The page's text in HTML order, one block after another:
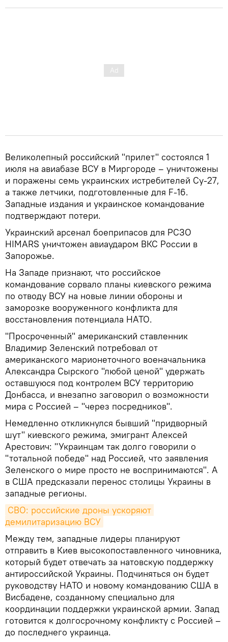
Великолепный российский "прилет" состоялся 1
июля на авиабазе ВСУ в Миргороде – уничтожены
и поражены семь украинских истребителей Су-27,
а также летчики, подготовленные для F-16.
Западные издания и украинское командование
подтверждают потери.
Украинский арсенал боеприпасов для РСЗО
HIMARS уничтожен авиаударом ВКС России в
Запорожье.
На Западе признают, что российское
командование сорвало планы киевского режима
по отводу ВСУ на новые линии обороны и
заморозке вооруженного конфликта для
восстановления потенциала НАТО.
"Просроченный" американский ставленник
Владимир Зеленский потребовал от
американского марионеточного военачальника
Александра Сырского "любой ценой" удержать
оставшуюся под контролем ВСУ территорию
Донбасса, и внезапно заговорил о возможности
мира с Россией – "через посредников".
Немедленно откликнулся бывший "придворный
шут" киевского режима, эмигрант Алексей
Арестович: "Украинцам так долго говорили о
"тотальной победе" над Россией, что заявления
Зеленского о мире просто не воспринимаются". А
в США предсказали перенос столицы Украины в
западные регионы.
СВО: российские дроны ускоряют
демилитаризацию ВСУ
Между тем, западные лидеры планируют
отправить в Киев высокопоставленного чиновника,
который будет отвечать за натовскую поддержку
антироссийской Украины. Подчиняться он будет
руководству НАТО и новому командованию США в
Висбадене, созданному специально для
координации поддержки украинской армии. Запад
готовится к долгосрочному конфликту с Россией –
до последнего украинца.